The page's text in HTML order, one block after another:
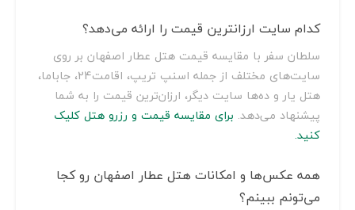
کدام سایت ارزانترین قیمت را ارائه می‌دهد؟
سلطان سفر با مقایسه قیمت هتل عطار اصفهان بر روی
سایت‌های مختلف از جمله اسنپ تریپ، اقامت24، جاباما،
هتل یار و ده‌ها سایت دیگر، ارزان‌ترین قیمت را به شما
پیشنهاد می‌دهد. برای مقایسه قیمت و رزرو هتل کلیک
کنید.
همه عکس‌ها و امکانات هتل عطار اصفهان رو کجا
می‌تونم ببینم؟